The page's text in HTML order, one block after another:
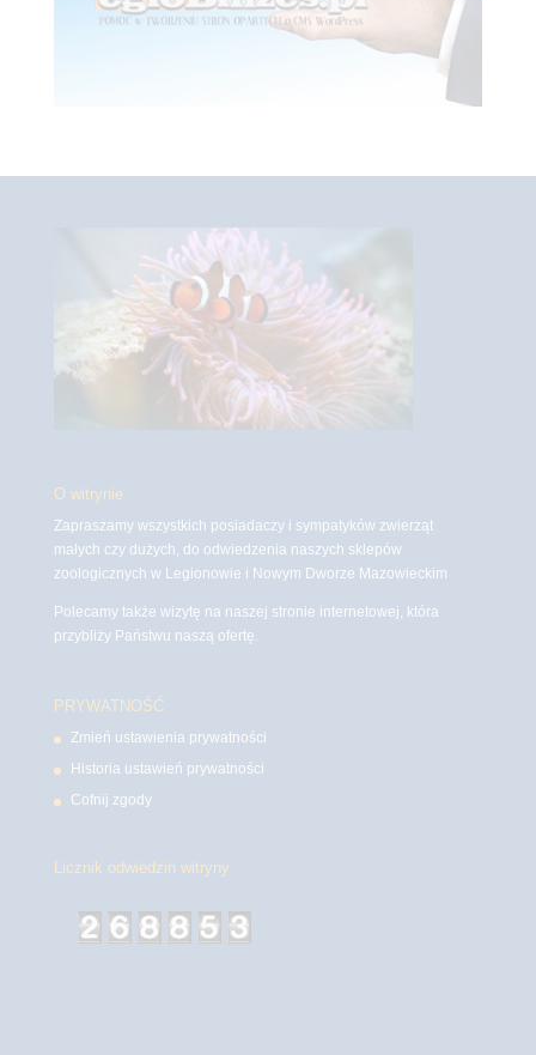
O witrynie
Zapraszamy wszystkich posiadaczy i sympatyków zwierząt
małych czy dużych, do odwiedzenia naszych sklepów
zoologicznych w Legionowie i Nowym Dworze Mazowieckim
Polecamy także wizytę na naszej stronie internetowej, która
przybliży Państwu naszą ofertę.
PRYWATNOŚĆ
Zmień ustawienia prywatności
Historia ustawień prywatności
Cofnij zgody
Licznik odwiedzin witryny